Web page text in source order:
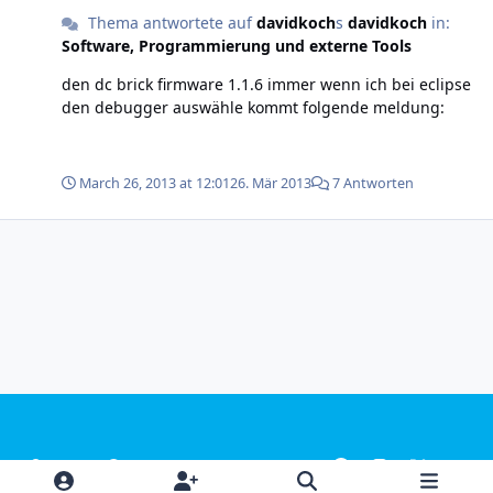
Thema antwortete aufdavidkochs davidkochin:
Software, Programmierung und externe Tools
den dc brick firmware 1.1.6 immer wenn ich bei eclipse
den debugger auswähle kommt folgende meldung:
March 26, 2013 at 12:0126. Mär 2013 7 Antworten
Light ModeDark ModeSystem Preference
f
i
x
y
o